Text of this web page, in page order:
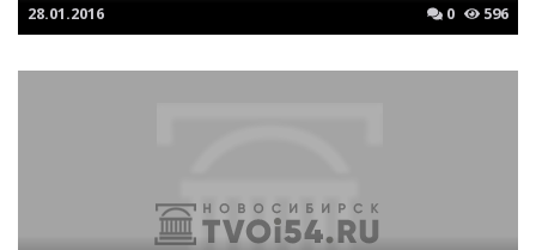
28.01.2016 0 596